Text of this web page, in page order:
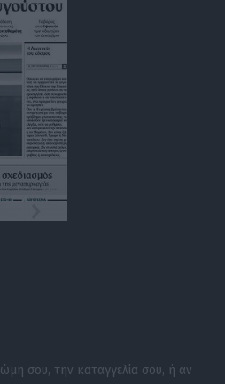
σου, την καταγγελία σου, ή αν